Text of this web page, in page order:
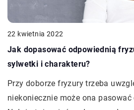
22 kwietnia 2022
Jak dopasować odpowiednią
sylwetki i charakteru?
Przy doborze fryzury trzeba
niekoniecznie może ona